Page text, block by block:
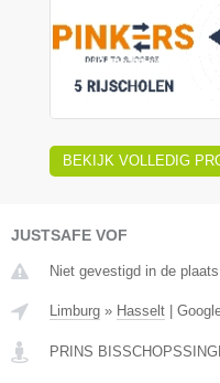
BEKIJK VOLLEDIG
JUSTSAFE VOF
Niet gevestigd in de
Limburg » Hasselt
PRINS